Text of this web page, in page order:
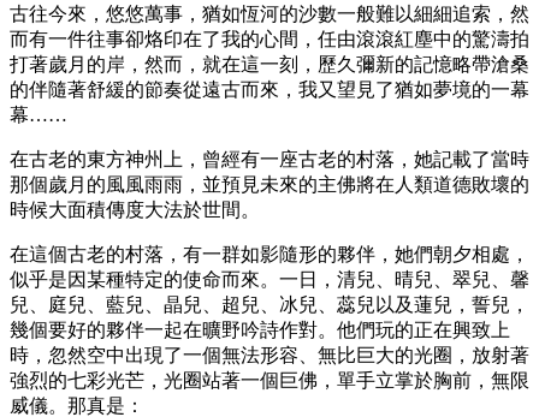
古往今來，悠悠萬事，猶如恆河的沙數一般難以細細追索，然
而有一件往事卻烙印在了我的心間，任由滾滾紅塵中的驚濤拍
打著歲月的岸，然而，就在這一刻，歷久彌新的記憶略帶滄桑
的伴隨著舒緩的節奏從遠古而來，我又望見了猶如夢境的一幕
幕……
在古老的東方神州上，曾經有一座古老的村落，她記載了當時
那個歲月的風風雨雨，並預見未來的主佛將在人類道德敗壞的
時候大面積傳度大法於世間。
在這個古老的村落，有一群如影隨形的夥伴，她們朝夕相處，
似乎是因某種特定的使命而來。一日，清兒、晴兒、翠兒、馨
兒、庭兒、藍兒、晶兒、超兒、冰兒、蕊兒以及蓮兒，誓兒，
幾個要好的夥伴一起在曠野吟詩作對。他們玩的正在興致上
時，忽然空中出現了一個無法形容、無比巨大的光圈，放射著
強烈的七彩光芒，光圈站著一個巨佛，單手立掌於胸前，無限
威儀。那真是：